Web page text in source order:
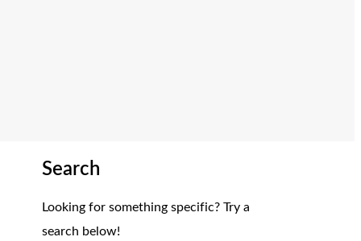
Search
Looking for something specific? Try a
search below!